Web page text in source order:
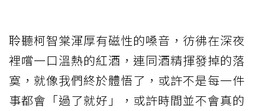
聆聽柯智棠渾厚有磁性的嗓音，彷彿在深夜
裡嚐一口溫熱的紅酒，連同酒精揮發掉的落
寞，就像我們終於體悟了，或許不是每一件
事都會「過了就好」，或許時間並不會真的